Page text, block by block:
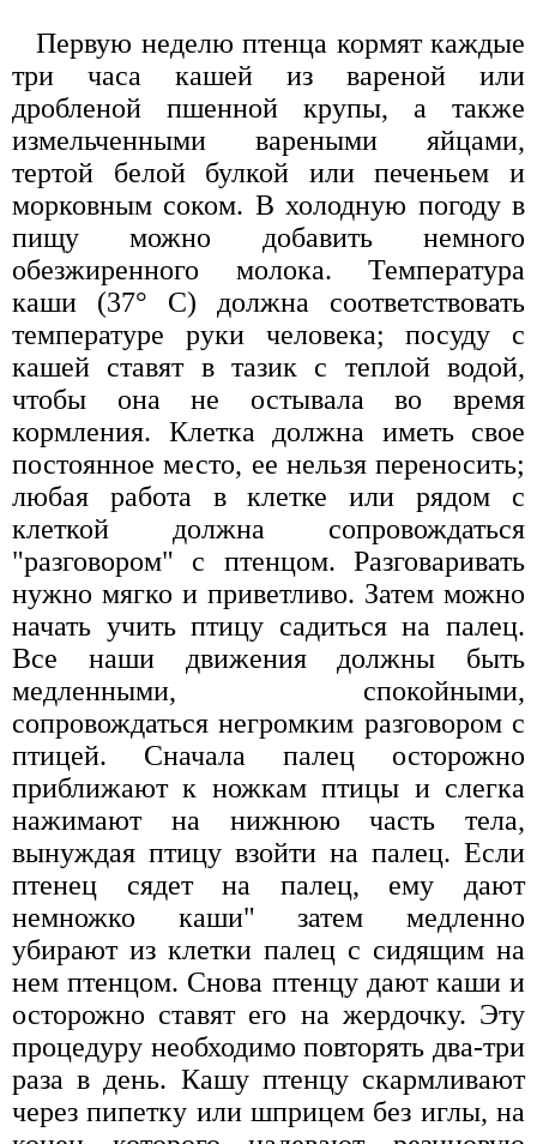
Первую неделю птенца кормят каждые
три часа кашей из вареной или
дробленой пшенной крупы, а также
измельченными вареными яйцами,
тертой белой булкой или печеньем и
морковным соком. В холодную погоду в
пищу можно добавить немного
обезжиренного молока. Температура
каши (37° С) должна соответствовать
температуре руки человека; посуду с
кашей ставят в тазик с теплой водой,
чтобы она не остывала во время
кормления. Клетка должна иметь свое
постоянное место, ее нельзя переносить;
любая работа в клетке или рядом с
клеткой должна сопровождаться
"разговором" с птенцом. Разговаривать
нужно мягко и приветливо. Затем можно
начать учить птицу садиться на палец.
Все наши движения должны быть
медленными, спокойными,
сопровождаться негромким разговором с
птицей. Сначала палец осторожно
приближают к ножкам птицы и слегка
нажимают на нижнюю часть тела,
вынуждая птицу взойти на палец. Если
птенец сядет на палец, ему дают
немножко каши" затем медленно
убирают из клетки палец с сидящим на
нем птенцом. Снова птенцу дают каши и
осторожно ставят его на жердочку. Эту
процедуру необходимо повторять два-три
раза в день. Кашу птенцу скармливают
через пипетку или шприцем без иглы, на